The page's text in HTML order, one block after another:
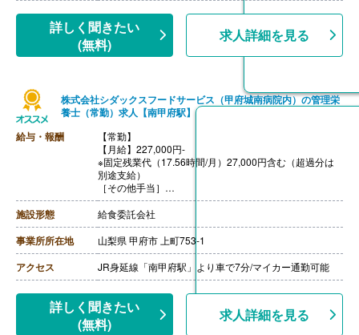
詳しく聞きたい
(無料)
求人詳細を見る
株式会社シダックスフードサービス（甲府城南病院内）の管理栄
養士（常勤）求人【南甲府駅】
給与・報酬
【常勤】
【月給】227,000円-
※固定残業代（17.56時間/月）27,000円含む（超過分は
別途支給）
［その他手当］
・時間外勤務手当
・休日勤務手当
・深夜勤務手当（22:00-翌05:00）
・休業手当
【賞与】年2回
【通勤手当】あり（上限なし）※片道2km以上
【昇給】あり（年1回）
施設形態 給食委託会社
事業所所在地 山梨県 甲府市 上町753-1
アクセス JR身延線「南甲府駅」より車で7分/マイカー通勤可能
詳しく聞きたい
(無料)
求人詳細を見る